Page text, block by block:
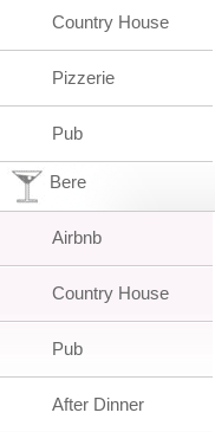
Country House
Pizzerie
Pub
Bere
Airbnb
Country House
Pub
After Dinner